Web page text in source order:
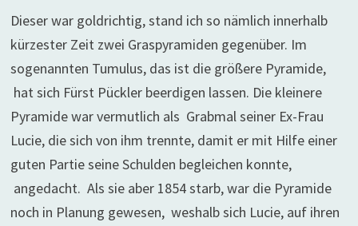
Dieser war goldrichtig, stand ich so nämlich innerhalb
kürzester Zeit zwei Graspyramiden gegenüber. Im
sogenannten Tumulus, das ist die größere Pyramide,
hat sich Fürst Pückler beerdigen lassen. Die kleinere
Pyramide war vermutlich als Grabmal seiner Ex-Frau
Lucie, die sich von ihm trennte, damit er mit Hilfe einer
guten Partie seine Schulden begleichen konnte,
angedacht. Als sie aber 1854 starb, war die Pyramide
noch in Planung gewesen, weshalb sich Lucie, auf ihren